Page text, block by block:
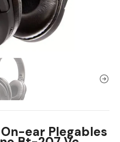
ear Plegables